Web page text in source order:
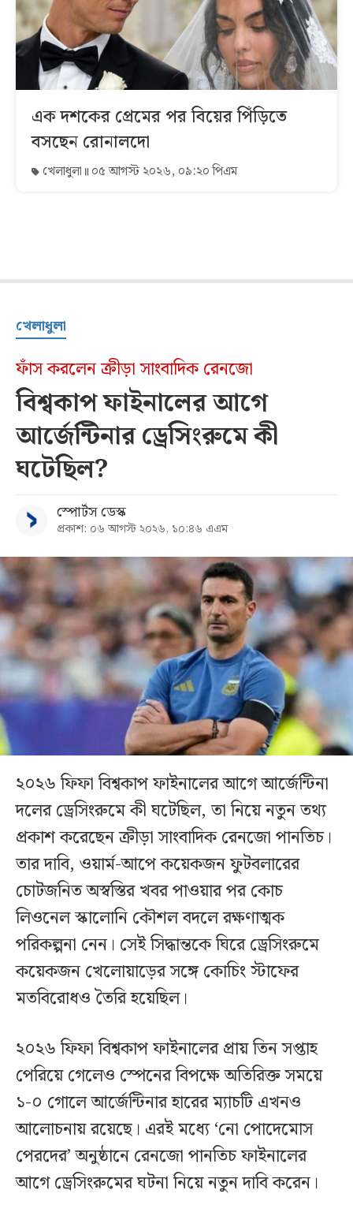
এক দশকের প্রেমের পর বিয়ের পিঁড়িতে
বসছেন রোনালদো
খেলাধুলা ০৫ আগস্ট ২০২৬, ০৯:২০ পিএম
খেলাধুলা
ফাঁস করলেন ক্রীড়া সাংবাদিক রেনজো
বিশ্বকাপ ফাইনালের আগে
আর্জেন্টিনার ড্রেসিংরুমে কী
ঘটেছিল?
স্পোর্টস ডেস্ক
প্রকাশ: ০৬ আগস্ট ২০২৬, ১০:৪৬ এএম
২০২৬ ফিফা বিশ্বকাপ ফাইনালের আগে আর্জেন্টিনা
দলের ড্রেসিংরুমে কী ঘটেছিল, তা নিয়ে নতুন তথ্য
প্রকাশ করেছেন ক্রীড়া সাংবাদিক রেনজো পানতিচ।
তার দাবি, ওয়ার্ম-আপে কয়েকজন ফুটবলারের
চোটজনিত অস্বস্তির খবর পাওয়ার পর কোচ
লিওনেল স্কালোনি কৌশল বদলে রক্ষণাত্মক
পরিকল্পনা নেন। সেই সিদ্ধান্তকে ঘিরে ড্রেসিংরুমে
কয়েকজন খেলোয়াড়ের সঙ্গে কোচিং স্টাফের
মতবিরোধও তৈরি হয়েছিল।
২০২৬ ফিফা বিশ্বকাপ ফাইনালের প্রায় তিন সপ্তাহ
পেরিয়ে গেলেও স্পেনের বিপক্ষে অতিরিক্ত সময়ে
১-০ গোলে আর্জেন্টিনার হারের ম্যাচটি এখনও
আলোচনায় রয়েছে। এরই মধ্যে ‘নো পোদেমোস
পেরদের’ অনুষ্ঠানে রেনজো পানতিচ ফাইনালের
আগে ড্রেসিংরুমের ঘটনা নিয়ে নতুন দাবি করেন।